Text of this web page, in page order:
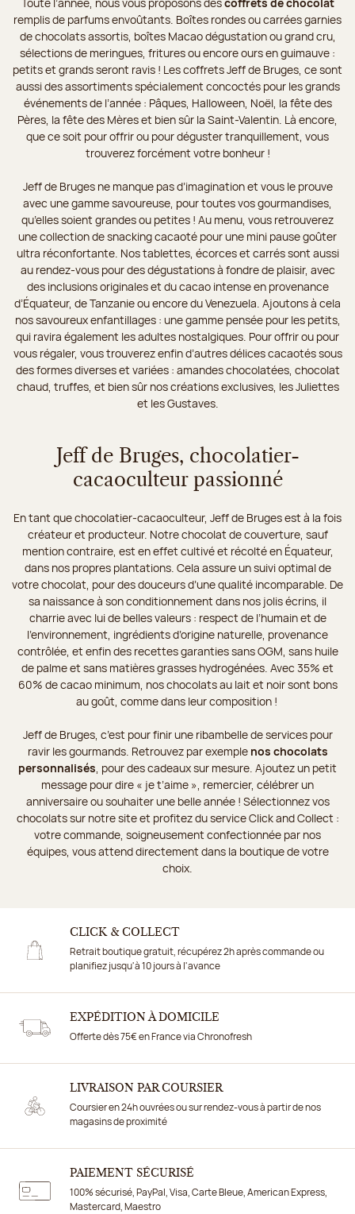
remplis de parfums envoûtants. Boîtes rondes ou carrées garnies
de chocolats assortis, boîtes Macao dégustation ou grand cru,
sélections de meringues, fritures ou encore ours en guimauve :
petits et grands seront ravis ! Les coffrets Jeff de Bruges, ce sont
aussi des assortiments spécialement concoctés pour les grands
événements de l’année : Pâques, Halloween, Noël, la fête des
Pères, la fête des Mères et bien sûr la Saint-Valentin. Là encore,
que ce soit pour offrir ou pour déguster tranquillement, vous
trouverez forcément votre bonheur !
Jeff de Bruges ne manque pas d’imagination et vous le prouve
avec une gamme savoureuse, pour toutes vos gourmandises,
qu’elles soient grandes ou petites ! Au menu, vous retrouverez
une collection de snacking cacaoté pour une mini pause goûter
ultra réconfortante. Nos tablettes, écorces et carrés sont aussi
au rendez-vous pour des dégustations à fondre de plaisir, avec
des inclusions originales et du cacao intense en provenance
d’Équateur, de Tanzanie ou encore du Venezuela. Ajoutons à cela
nos savoureux enfantillages : une gamme pensée pour les petits,
qui ravira également les adultes nostalgiques. Pour offrir ou pour
vous régaler, vous trouverez enfin d’autres délices cacaotés sous
des formes diverses et variées : amandes chocolatées, chocolat
chaud, truffes, et bien sûr nos créations exclusives, les Juliettes
et les Gustaves.
Jeff de Bruges, chocolatier-
cacaoculteur passionné
En tant que chocolatier-cacaoculteur, Jeff de Bruges est à la fois
créateur et producteur. Notre chocolat de couverture, sauf
mention contraire, est en effet cultivé et récolté en Équateur,
dans nos propres plantations. Cela assure un suivi optimal de
votre chocolat, pour des douceurs d’une qualité incomparable. De
sa naissance à son conditionnement dans nos jolis écrins, il
charrie avec lui de belles valeurs : respect de l’humain et de
l’environnement, ingrédients d’origine naturelle, provenance
contrôlée, et enfin des recettes garanties sans OGM, sans huile
de palme et sans matières grasses hydrogénées. Avec 35% et
60% de cacao minimum, nos chocolats au lait et noir sont bons
au goût, comme dans leur composition !
Jeff de Bruges, c’est pour finir une ribambelle de services pour
ravir les gourmands. Retrouvez par exemple nos chocolats
personnalisés , pour des cadeaux sur mesure. Ajoutez un petit
message pour dire « je t’aime », remercier, célébrer un
anniversaire ou souhaiter une belle année ! Sélectionnez vos
chocolats sur notre site et profitez du service Click and Collect :
votre commande, soigneusement confectionnée par nos
équipes, vous attend directement dans la boutique de votre
choix.
CLICK & COLLECT
Retrait boutique gratuit, récupérez 2h après commande ou
planifiez jusqu'à 10 jours à l'avance
EXPÉDITION À DOMICILE
Offerte dès 75€ en France via Chronofresh
LIVRAISON PAR COURSIER
Coursier en 24h ouvrées ou sur rendez-vous à partir de nos
magasins de proximité
PAIEMENT SÉCURISÉ
100% sécurisé, PayPal, Visa, Carte Bleue, American Express,
Mastercard, Maestro